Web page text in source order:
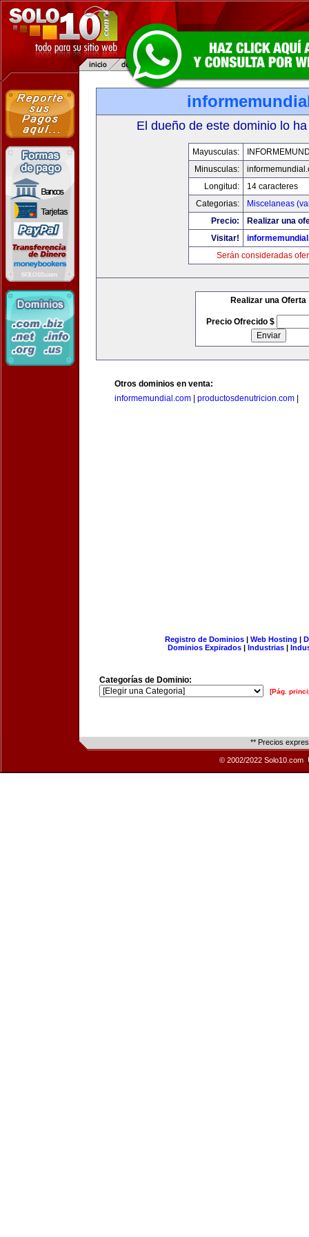
El dueño de este dominio lo
Mayusculas:
Minusculas:
Longitud:
14 caracteres
Categorias:
Miscelaneas
Precio:
Realizar una
Visitar!
Serán consideradas
Realizar una Oferta
Precio Ofrecido $
Otros dominios en venta:
informemundial.com
productosdenutricion.com
Registro de Dominios| Web Hosting |
Dominios Expirados | Industrias |
Categorías de Dominio:
[Pág.
** Precios
© 2002/2022 Solo10.com